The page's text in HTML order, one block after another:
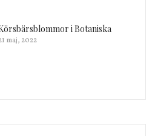
i Botaniska
maj, 2022